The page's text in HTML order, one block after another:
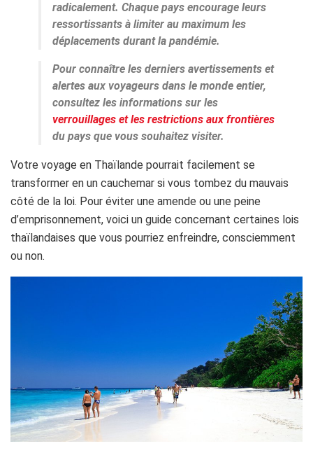
radicalement. Chaque pays encourage leurs
ressortissants à limiter au maximum les
déplacements durant la pandémie.
Pour connaître les derniers avertissements et
alertes aux voyageurs dans le monde entier,
consultez les informations sur les
verrouillages et les restrictions aux frontières
du pays que vous souhaitez visiter.
Votre voyage en Thaïlande pourrait facilement se
transformer en un cauchemar si vous tombez du mauvais
côté de la loi. Pour éviter une amende ou une peine
d’emprisonnement, voici un guide concernant certaines lois
thaïlandaises que vous pourriez enfreindre, consciemment
ou non.